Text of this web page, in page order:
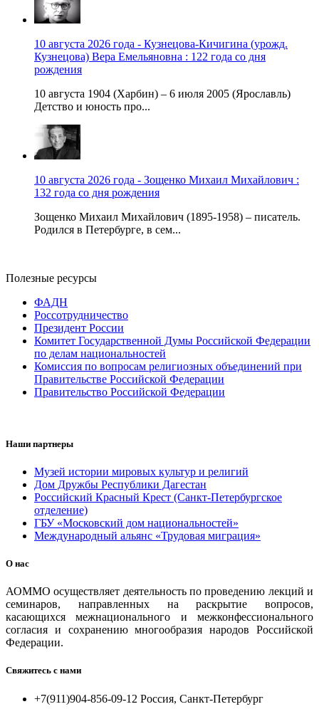
10 августа 2026 года - Кузнецова-Кичигина (урожд.
Кузнецова) Вера Емельяновна : 122 года со дня
рождения
10 августа 1904 (Харбин) – 6 июля 2005 (Ярославль)
Детство и юность про...
10 августа 2026 года - Зощенко Михаил Михайлович :
132 года со дня рождения
Зощенко Михаил Михайлович (1895-1958) – писатель.
Родился в Петербурге, в сем...
Полезные ресурсы
ФАДН
Россотрудничество
Президент России
Комитет Государственной Думы Российской Федерации
по делам национальностей
Комиссия по вопросам религиозных объединений при
Правительстве Российской Федерации
Правительство Российской Федерации
Наши партнеры
Музей истории мировых культур и религий
Дом Дружбы Республики Дагестан
Российский Красный Крест (Санкт-Петербургское
отделение)
ГБУ «Московский дом национальностей»
Международный альянс «Трудовая миграция»
О нас
АОММО осуществляет деятельность по проведению лекций и
семинаров, направленных на раскрытие вопросов,
касающихся межнационального и межконфессионального
согласия и сохранению многообразия народов Российской
Федерации.
Свяжитесь с нами
+7(911)904-856-09-12 Россия, Санкт-Петербург